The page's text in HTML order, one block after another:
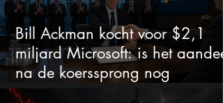
Bill Ackman kocht voor $2,1
miljard Microsoft: is het aandeel
na de koerssprong nog
aantrekkelijk?